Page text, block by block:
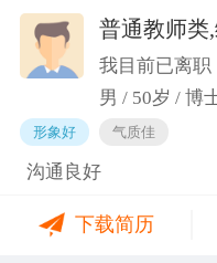
一百余人，并组织每
办各种社团内部活动
稳步成长并创造价值。
我目前已离职
男 / 50岁 / 博
形象好 气质佳
沟通良好
下载简历